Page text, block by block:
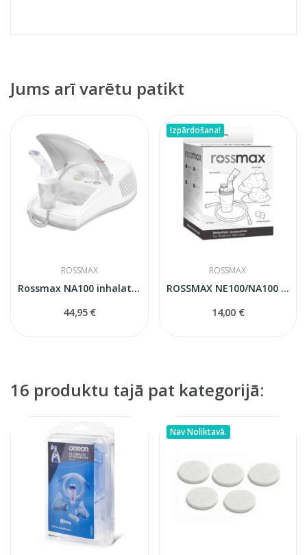
Jums arī varētu patikt
ROSSMAX
Rossmax NA100 inhalators
44,95 €
Izpārdošana!
ROSSMAX
ROSSMAX NE100/NA100 Inhalatora Komplekts
14,00 €
16 produktu tajā pat kategorijā:
Nav Noliktavā.